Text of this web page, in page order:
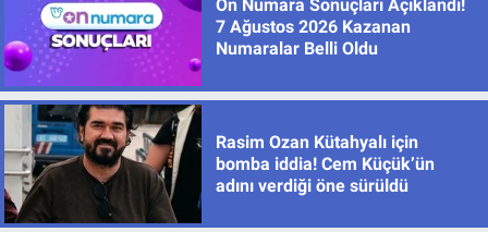
On Numara Sonuçları Açıklandı!
7 Ağustos 2026 Kazanan
Numaralar Belli Oldu
Rasim Ozan Kütahyalı için
bomba iddia! Cem Küçük’ün
adını verdiği öne sürüldü